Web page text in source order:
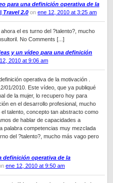
para una definición operativa de la
Travel 2.0 on ene 12, 2010 at 3:25 am
el es turno del ?talento?, mucho
No Comments [...]
y un vídeo para una definición
2010 at 9:06 am
operativa de la motivación .
01/2010. Este vídeo, que ya publiqué
de la mujer, lo recupero hoy para
en el desarrollo profesional, mucho
talento, concepto tan abstracto como
de hablar de capacidades a
palabra competencias muy mezclada
del ?talento?, mucho más vago pero
definición operativa de la
ene 12, 2010 at 9:50 am